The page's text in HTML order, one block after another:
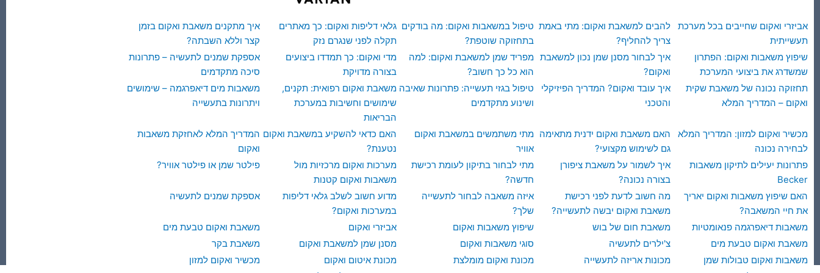
אביזרי ואקום שחייבים בכל מערכת
תעשייתית
להבים למשאבת ואקום: מתי באמת
צריך להחליף?
טיפול במשאבות ואקום: מה בודקים
בתחזוקה שוטפת?
גלאי דליפות ואקום: כך מאתרים
תקלה לפני שנגרם נזק
איך מתקנים משאבת ואקום בזמן
קצר וללא השבתה?
שיפוץ משאבות ואקום: הפתרון
שמשדרג את ביצועי המערכת
איך לבחור מסנן שמן נכון למשאבת
ואקום?
מפריד שמן למשאבת ואקום: למה
הוא כל כך חשוב?
מדי ואקום: כך תמדדו ביצועים
בצורה מדויקת
אספקת שמנים לתעשיה – פתרונות
סיכה מתקדמים
תחזוקה נכונה של משאבת שקית
ואקום – המדריך המלא
איך עובד ואקום? המדריך הפיזיקלי
והטכני
טיפול בגזי תעשייה: פתרונות שאיבה
ושינוע מתקדמים
משאבת ואקום רפואית: תקנים,
שימושים וחשיבות במערכת
הבריאות
משאבות מים דיאפרגמה – שימושים
ויתרונות בתעשייה
מכשיר ואקום למזון: המדריך המלא
לבחירה נכונה
האם משאבת ואקום ידנית מתאימה
גם לשימוש מקצועי?
מתי משתמשים במשאבת ואקום
אוויר
האם כדאי להשקיע במשאבת ואקום
נטענת?
המדריך המלא לאחזקת משאבות
ואקום
פתרונות יעילים לתיקון משאבות
Becker
איך לשמור על משאבת ציפורן
בצורה נכונה?
מתי לבחור בתיקון לעומת רכישת
חדשה?
מערכות ואקום מרכזיות מול
משאבות ואקום קטנות
פילטר שמן או פילטר אוויר?
האם שיפוץ משאבות ואקום יאריך
את חיי המשאבה?
מה חשוב לדעת לפני רכישת
משאבת ואקום יבשה לתעשייה?
איזה משאבה לבחור לתעשייה
שלך?
מדוע חשוב לשלב גלאי דליפות
במערכות ואקום?
אספקת שמנים לתעשיה
משאבות דיאפרגמה פנאומטיות משאבת חום של בוש שיפוץ משאבות ואקום אביזרי ואקום
משאבת ואקום טבעת מים
משאבת ואקום טבעת מים
צ'ילרים לתעשיה סוגי משאבות ואקום מסנן שמן למשאבת ואקום
משאבת בקר
משאבות ואקום טבולות שמן
מכונות אריזה לתעשייה מכונת ואקום מומלצת מכונת איטום ואקום
מכשיר ואקום למזון